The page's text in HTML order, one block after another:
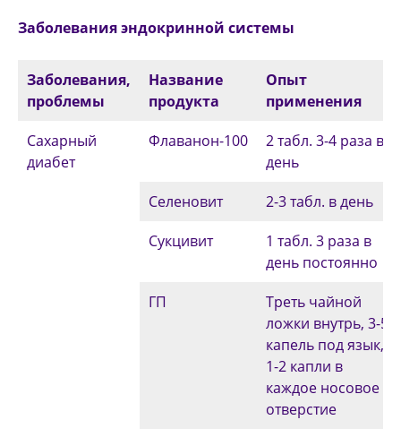
Заболевания эндокринной системы
Заболевания,
проблемы
Название
продукта
Опыт
применения
Сахарный
диабет
Флаванон-100
2 табл. 3-4 раза в
день
Селеновит
2-3 табл. в день
Сукцивит
1 табл. 3 раза в
день постоянно
ГП
Треть чайной
ложки внутрь, 3-5
капель под язык,
1-2 капли в
каждое носовое
отверстие